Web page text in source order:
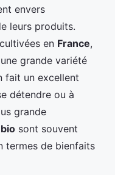
envers
leurs produits.
en France,
grande variété
fait un excellent
détendre ou à
grande
sont souvent
termes de bienfaits